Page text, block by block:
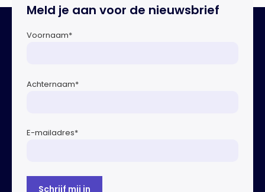
energiesysteem. Het betreft systemen waarbij elektriciteit
Meld je aan voor de nieuwsbrief
Voornaam*
Achternaam*
E-mailadres*